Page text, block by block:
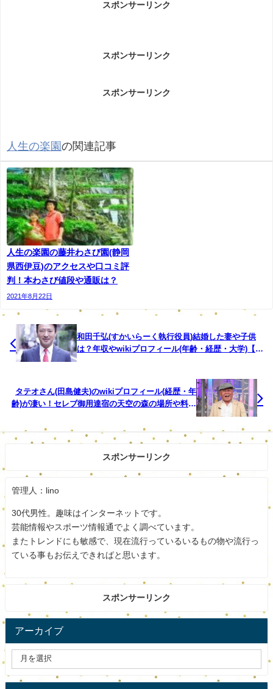
垂井町)とは？
手作り木工房と和みカフェ結(岐阜県垂井町)とは？です。
カフェの建物はすべて代表の黒川大輔が一人で建てたもの
です。
完成まで四年かかりました。
真冬でも日差しが奥行きいっぱいまで差し込むように計算
されているので、寒い季節もストーブ一台でぽっかぽかで
暖かいです。
濃尾平野が一望できる少し小高な場所に位置にあります
眺めのいい里山の風景を上手に取り込んだ設計としてい
て、とても雰囲気が良いです。
長居したくなりますね。
そして、素足に木の床というのも和みカフェ結の特徴で
す。
これもなかなか無い体験で、唯一無二のお店ですね。
スポンサーリンク
スポンサーリンク
スポンサーリンク
人生の楽園の関連記事
人生の楽園の藤井わさび園(静岡
県西伊豆)のアクセスや口コミ評
判！本わさび値段や通販は？
2021年8月22日
和田千弘(すかいらーく執行役員)結婚した妻や子供
は？年収やwikiプロフィール(年齢・経歴・大学)【ジ
タテオさん(田島健夫)のwikiプロフィール(経歴・年
齢)が凄い！セレブ御用達宿の天空の森の場所や料金
スポンサーリンク
管理人：lino
30代男性。趣味はインターネットです。
芸能情報やスポーツ情報通でよく調べています。
またトレンドにも敏感で、現在流行っているいるもの物や流行っ
ている事もお伝えできればと思います。
スポンサーリンク
アーカイブ